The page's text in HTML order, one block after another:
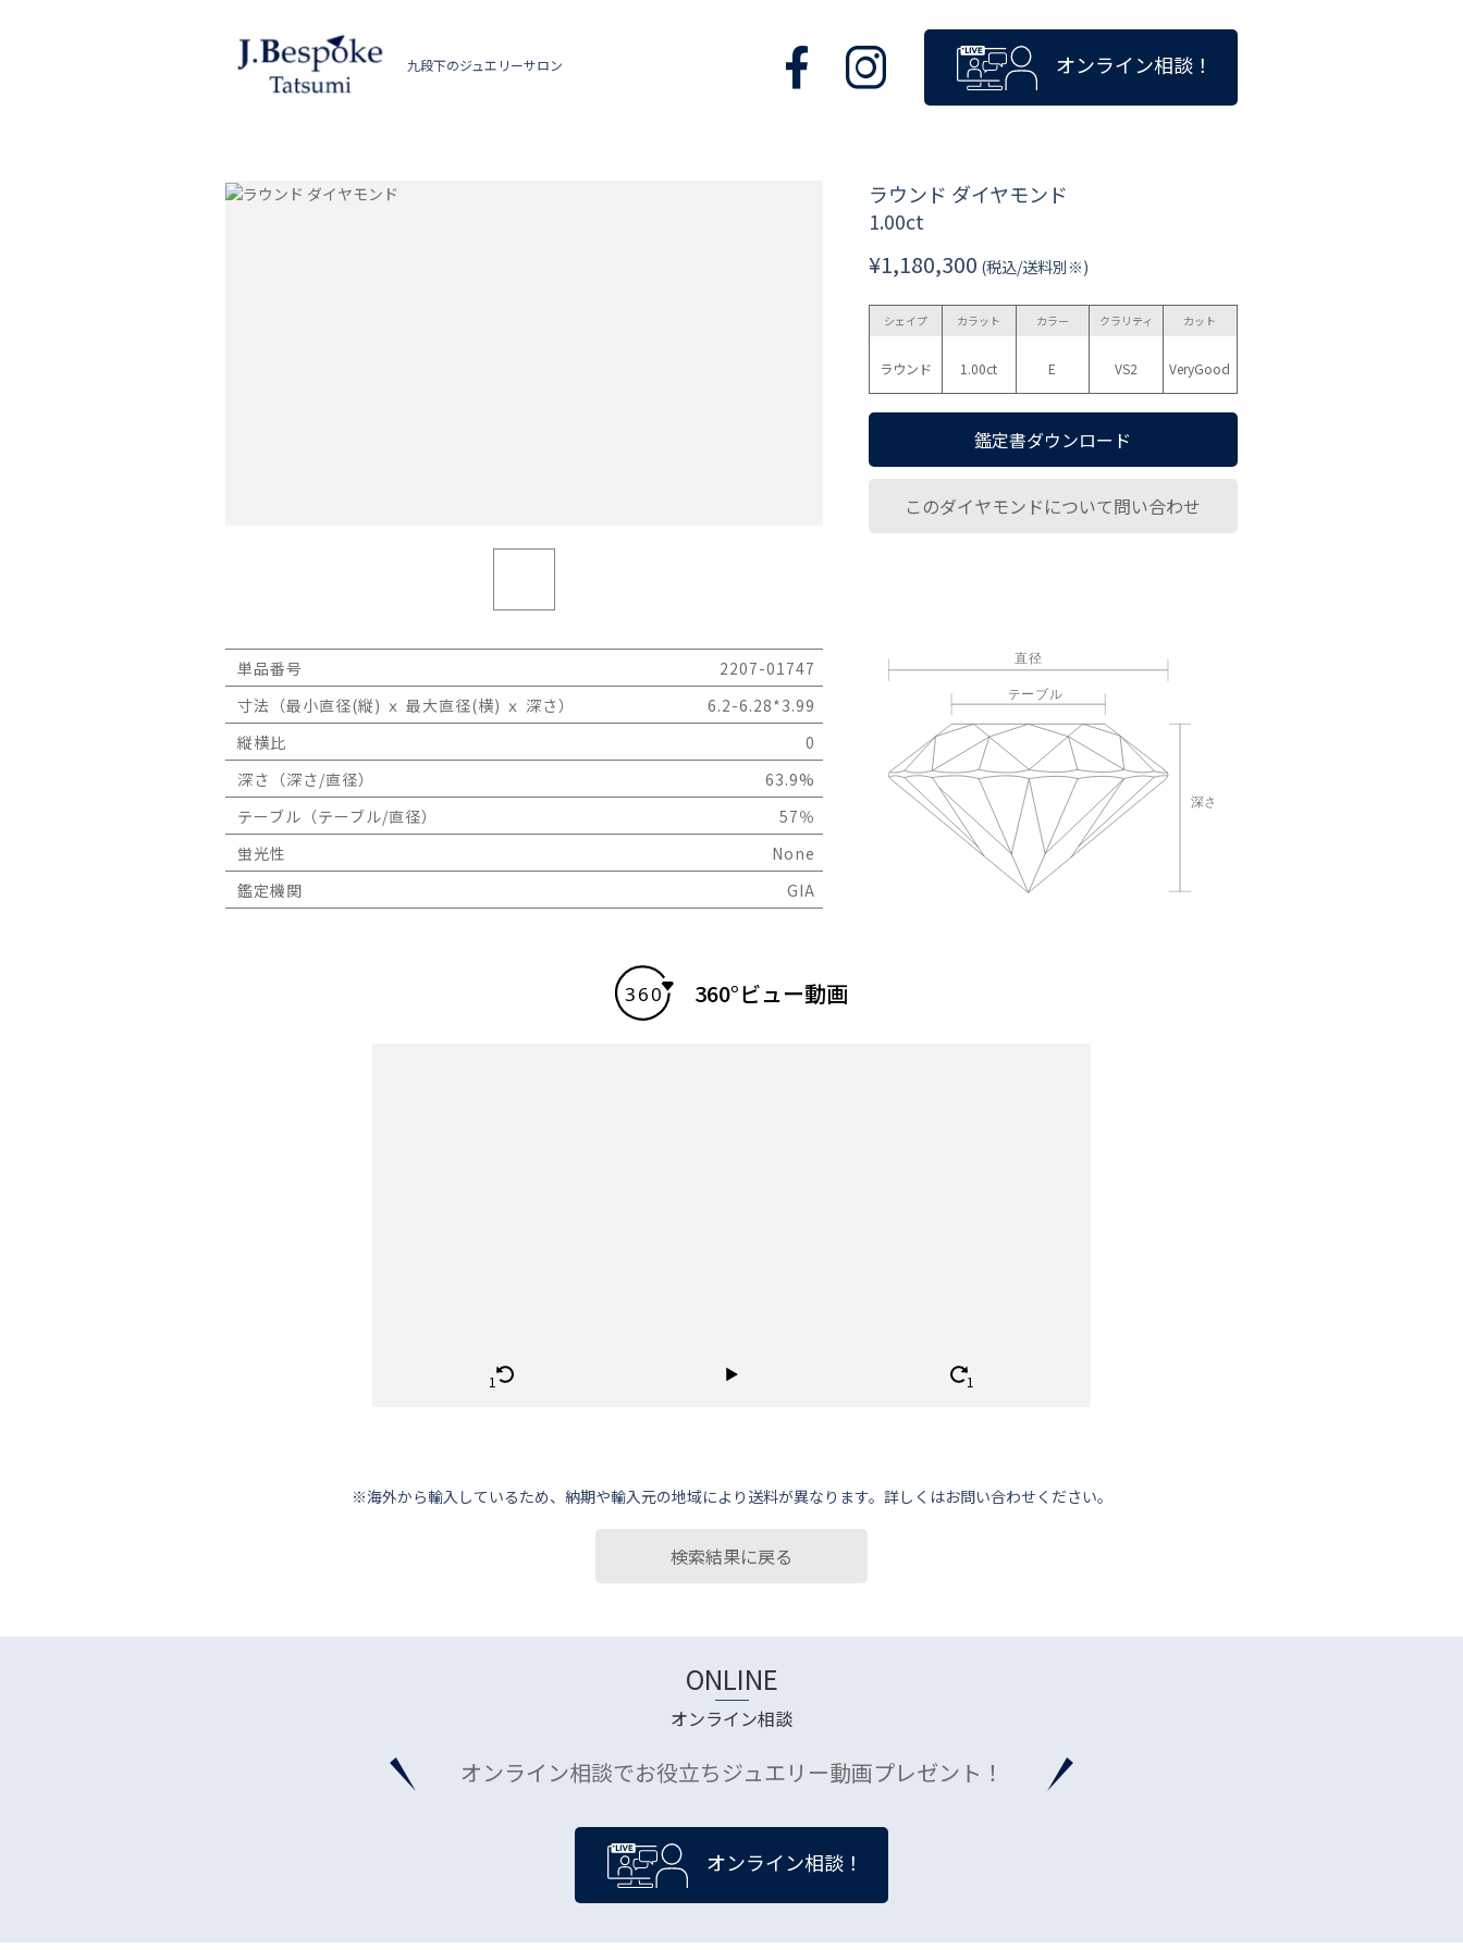
九段下のジュエリーサロン オンライン相談！
ラウンド ダイヤモンド
1.00ct
¥1,180,300 (税込/送料別※)
シェイプ
ラウンド
カラット
1.00ct
カラー
E
クラリティ
VS2
カット
VeryGood
鑑定書ダウンロード
このダイヤモンドについて問い合わせ
単品番号
2207-01747
寸法（最小直径(縦) ｘ 最大直径(横) ｘ 深さ）
6.2-6.28*3.99
縦横比
0
深さ（深さ/直径）
63.9%
テーブル（テーブル/直径）
57％
蛍光性
None
鑑定機関
GIA
360°ビュー動画
※海外から輸⼊しているため、納期や輸⼊元の地域により送料が異なります。詳しくはお問い合わせください。
検索結果に戻る
ONLINE
オンライン相談
オンライン相談でお役立ちジュエリー動画プレゼント！
オンライン相談！